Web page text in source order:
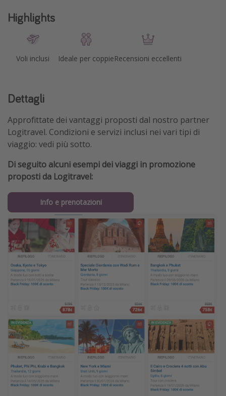
Highlights
Voli inclusi Ideale per coppieRecensioni eccellenti
Dettagli
Approfittate dei vantaggi proposti dal nostro partner
Logitravel. Condizioni e servizi inclusi nei vari tipi di
viaggio: vedi più sotto.
Di seguito alcuni esempi dei viaggi in promozione
proposti da Logitravel:
Info e prenotazioni